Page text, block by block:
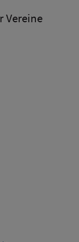
Vereine